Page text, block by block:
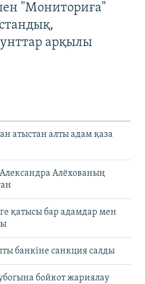
"Мониториға"
арқылы
атыстан алты адам қаза
Алёхованың
қатысы бар адамдар мен
банкіне санкция салды
бойкот жариялау